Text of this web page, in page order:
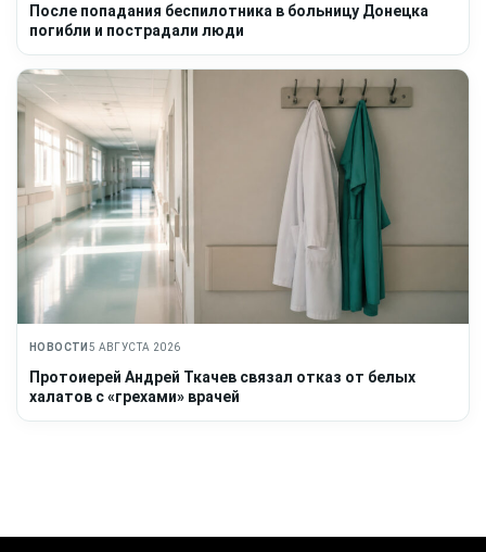
После попадания беспилотника в больницу Донецка
погибли и пострадали люди
НОВОСТИ 5 АВГУСТА 2026
Протоиерей Андрей Ткачев связал отказ от белых
халатов с «грехами» врачей